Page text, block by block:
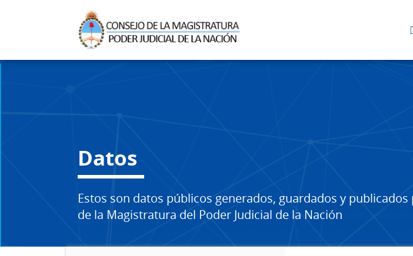
Datos
Estos son datos públicos generados, guardados y publicados
de la Magistratura del Poder Judicial de la Nación